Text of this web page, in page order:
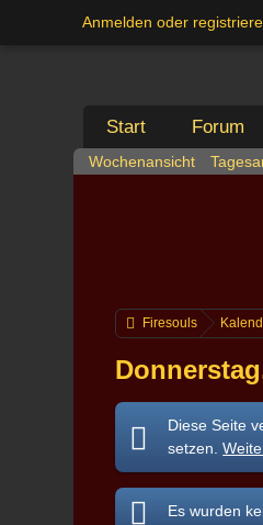
Anmelden oder
Start Forum
Wochenansicht
Firesouls
Diese Seite
setzen.
Es wurden